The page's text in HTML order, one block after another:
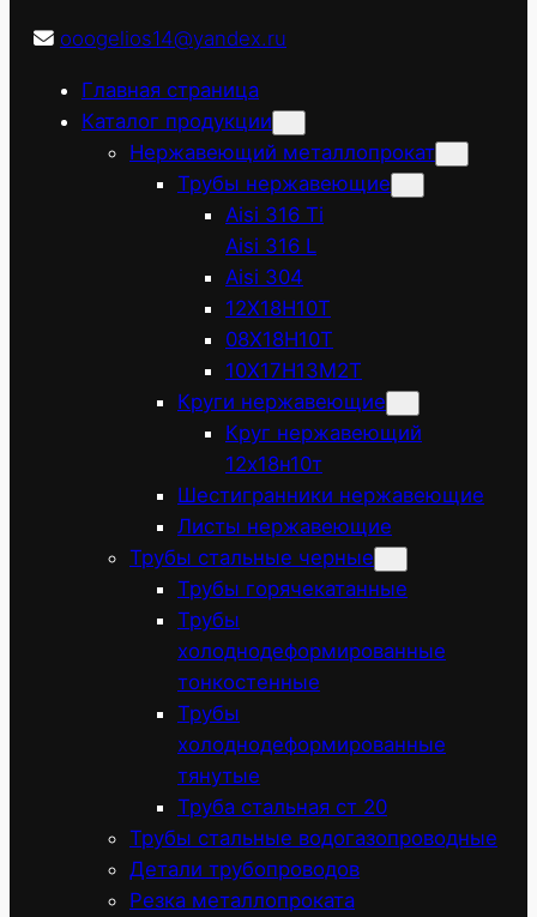
ooogelios14@yandex.ru
Главная страница
Каталог продукции
Нержавеющий металлопрокат
Трубы нержавеющие
Aisi 316 Ti
Aisi 316 L
Aisi 304
12Х18Н10Т
08Х18Н10Т
10Х17Н13М2Т
Круги нержавеющие
Круг нержавеющий
12х18н10т
Шестигранники нержавеющие
Листы нержавеющие
Трубы стальные черные
Трубы горячекатанные
Трубы
холоднодеформированные
тонкостенные
Трубы
холоднодеформированные
тянутые
Труба стальная ст 20
Трубы стальные водогазопроводные
Детали трубопроводов
Резка металлопроката